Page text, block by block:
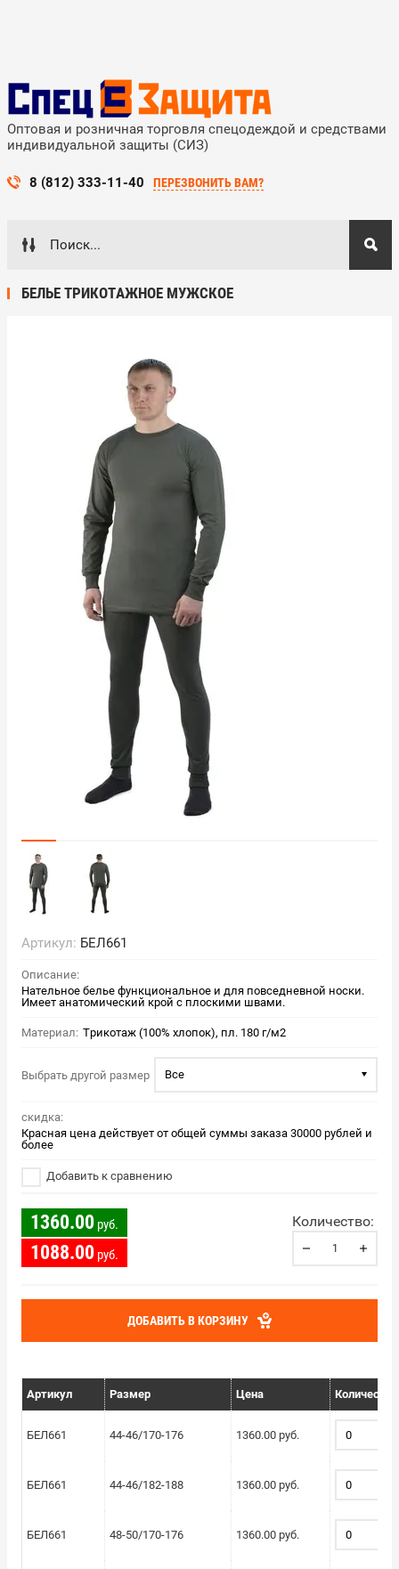
Оптовая и розничная торговля спецодеждой и средствами
индивидуальной защиты (СИЗ)
8 (812) 333-11-40 ПЕРЕЗВОНИТЬ ВАМ?
БЕЛЬЕ ТРИКОТАЖНОЕ МУЖСКОЕ
Артикул: БЕЛ661
Описание:
Нательное белье функциональное и для повседневной носки.
Имеет анатомический крой с плоскими швами.
Материал: Трикотаж (100% хлопок), пл. 180 г/м2
Выбрать другой размер Все
скидка:
Красная цена действует от общей суммы заказа 30000 рублей и
более
Добавить к сравнению
1360.00 руб.
1088.00 руб.
Количество:
ДОБАВИТЬ В КОРЗИНУ
Артикул Размер Цена Количество
БЕЛ661 44-46/170-176 1360.00 руб.
БЕЛ661 44-46/182-188 1360.00 руб.
БЕЛ661 48-50/170-176 1360.00 руб.